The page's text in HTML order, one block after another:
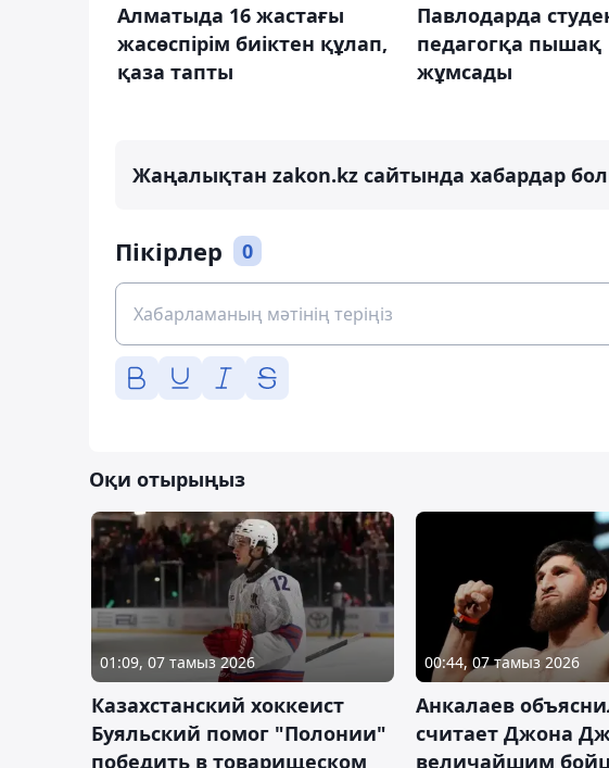
Алматыда 16 жастағы
жасөспірім биіктен құлап,
қаза тапты
Павлодарда
педагогқа пышақ
жұмсады
Жаңалықтан zakon.kz сайтында хабардар
Пікірлер 0
Оқи отырыңыз
01:09, 07 тамыз 2026
Казахстанский хоккеист
Буяльский помог "Полонии"
победить в товарищеском
00:44, 07 тамыз 2026
Анкалаев
считает Джона
величайшим